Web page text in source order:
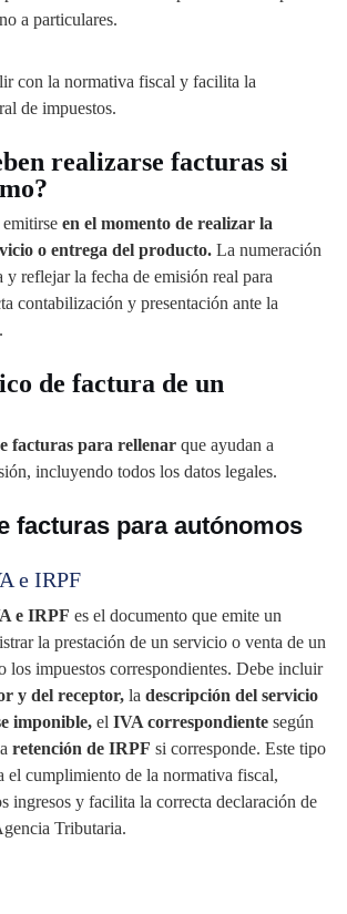
a particulares.
con la normativa fiscal y facilita la
de impuestos.
realizarse facturas si
en el momento de realizar la
o entrega del producto. La numeración
y reflejar la fecha de emisión real para
contabilización y presentación ante la
de factura de un
facturas para rellenar que ayudan a
incluyendo todos los datos legales.
facturas para autónomos
e IRPF
e IRPF es el documento que emite un
la prestación de un servicio o venta de un
los impuestos correspondientes. Debe incluir
y del receptor, la descripción del servicio
imponible, el IVA correspondiente según
retención de IRPF si corresponde. Este tipo
el cumplimiento de la normativa fiscal,
ingresos y facilita la correcta declaración de
Tributaria.